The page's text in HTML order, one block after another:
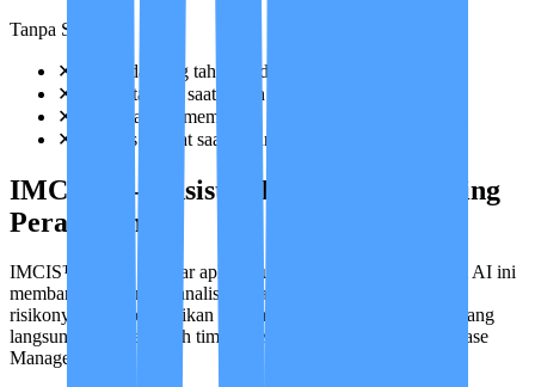
Tanpa Sistem
✕
Tidak ada yang tahu kondisi berubah
✕
Baru ketahuan saat sudah terlambat
✕
Keluarga sulit memantau
✕
Respons lambat saat darurat
IMCIS™ — Asisten Pintar Pendamping
Perawatan
IMCIS™ bukan sekadar aplikasi untuk laporan biasa. Sistem AI ini
membantu kami menganalisis data harian pasien, memetakan
risikonya, lalu memberikan rekomendasi perawatan terbaik yang
langsung divalidasi oleh tim dokter (Medical Advisor) dan Case
Manager kami.